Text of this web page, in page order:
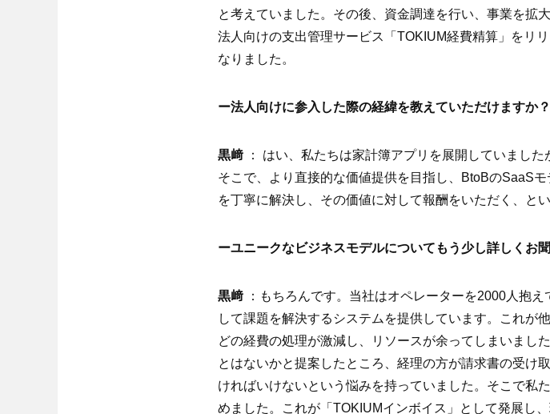
と考えていました。その後、資金調達を行い、事業を拡
法人向けの支出管理サービス「TOKIUM経費精算」をリ
なりました。
ー法人向けに参入した際の経緯を教えていただけますか？
黒﨑 ： はい、私たちは家計簿アプリを展開していまし
そこで、より直接的な価値提供を目指し、BtoBのSaaS
を丁寧に解決し、その価値に対して報酬をいただく、と
ーユニークなビジネスモデルについてもう少し詳しくお
黒﨑 ：もちろんです。当社はオペレーターを2000人抱
して課題を解決するシステムを提供しています。これが
どの経費の処理が激減し、リソースが余ってしまいまし
とはないかと提案したところ、経理の方が請求書の受け
ければいけないという悩みを持っていました。そこで私
めました。これが「TOKIUMインボイス」として発展し